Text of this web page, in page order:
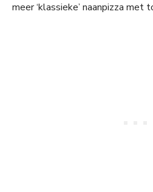
meer ‘klassieke’ naanpizza met